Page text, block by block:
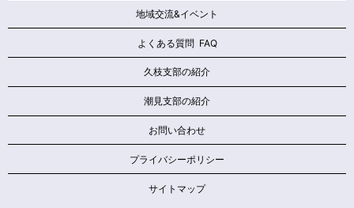
地域交流&イベント
よくある質問 FAQ
久枝支部の紹介
潮見支部の紹介
お問い合わせ
プライバシーポリシー
サイトマップ